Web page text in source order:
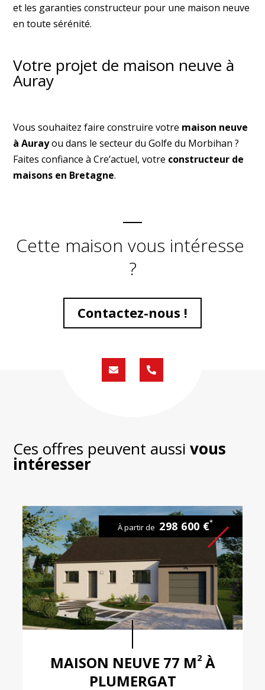
et les garanties constructeur pour une maison neuve
en toute sérénité.
Votre projet de maison neuve à
Auray
Vous souhaitez faire construire votre maison neuve
à Aurayou dans le secteur du Golfe du Morbihan ?
Faites confiance à Cre’actuel, votre constructeur de
maisons en Bretagne.
Cette maison vous intéresse
?
Contactez-nous !
Formulaire
de
02
59
Ces offres peuvent aussivous
intéresser
MAISON NEUVE 77 M2À
PLUMERGAT
À partir de 298 600 €*